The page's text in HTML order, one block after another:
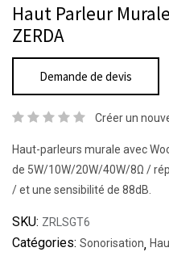
Haut Parleur
ZERDA
Demande de devis
Créer un
Haut-parleurs murale avec
de 5W/10W/20W/40W/8Ω /
/ et une sensibilité de 88dB.
SKU: ZRLSGT6
Catégories: Sonorisation,